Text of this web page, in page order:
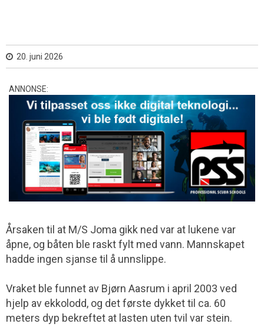
20. juni 2026
ANNONSE:
Årsaken til at M/S Joma gikk ned var at lukene var
åpne, og båten ble raskt fylt med vann. Mannskapet
hadde ingen sjanse til å unnslippe.
Vraket ble funnet av Bjørn Aasrum i april 2003 ved
hjelp av ekkolodd, og det første dykket til ca. 60
meters dyp bekreftet at lasten uten tvil var stein.